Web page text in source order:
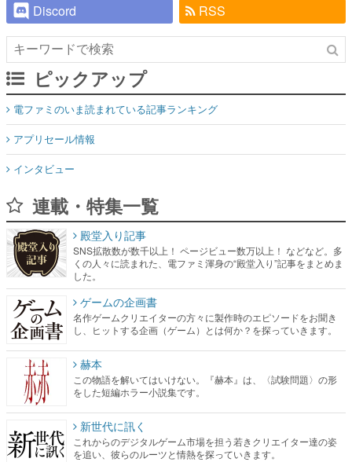
Discord
RSS
ピックアップ
電ファミのいま読まれている記事ランキング
アプリセール情報
インタビュー
連載・特集一覧
殿堂入り記事
SNS拡散数が数千以上！ ページビュー数万以上！ などなど。多
くの人々に読まれた、電ファミ渾身の“殿堂入り”記事をまとめま
した。
ゲームの企画書
名作ゲームクリエイターの方々に製作時のエピソードをお聞き
し、ヒットする企画（ゲーム）とは何か？を探っていきます。
赫本
この物語を解いてはいけない。『赫本』は、〈試験問題〉の形
をした短編ホラー小説集です。
新世代に訊く
これからのデジタルゲーム市場を担う若きクリエイター達の姿
を追い、彼らのルーツと情熱を探っていきます。